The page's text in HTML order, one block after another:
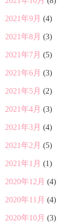
2021年9月 (4)
2021年8月 (3)
2021年7月 (5)
2021年6月 (3)
2021年5月 (2)
2021年4月 (3)
2021年3月 (4)
2021年2月 (5)
2021年1月 (1)
2020年12月 (4)
2020年11月 (4)
2020年10月 (3)